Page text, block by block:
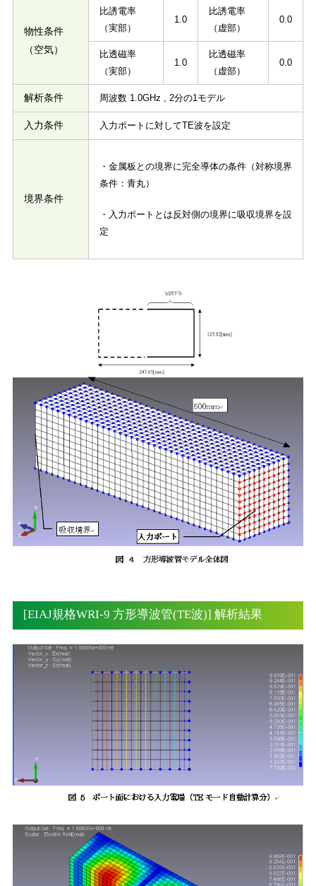
物性条件
（空気）
比誘電率
（実部）
1.0
比誘電率
（虚部）
0.0
比透磁率
（実部）
1.0
比透磁率
（虚部）
0.0
解析条件 周波数 1.0GHz , 2分の1モデル
入力条件 入力ポートに対してTE波を設定
境界条件
・金属板との境界に完全導体の条件（対称境界
条件：青丸）
・入力ポートとは反対側の境界に吸収境界を設
定
[EIAJ規格WRI-9 方形導波管(TE波)] 解析結果